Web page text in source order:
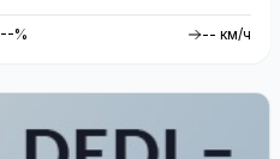
--% -- км/ч